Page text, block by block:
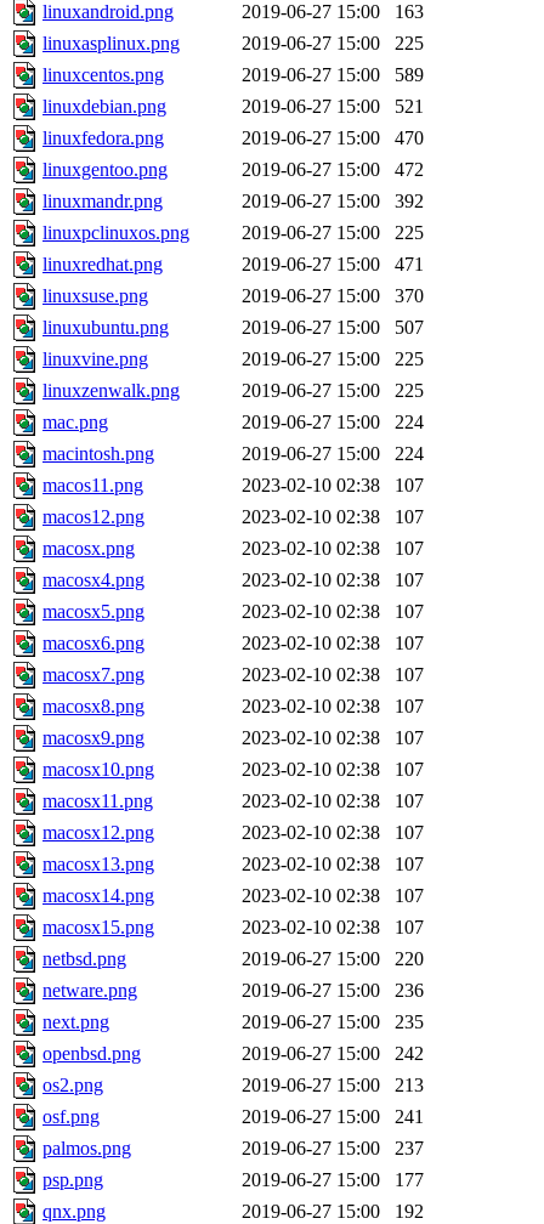
linuxandroid.png
2019-06-27 15:00
163
linuxasplinux.png
2019-06-27 15:00
225
linuxcentos.png
2019-06-27 15:00
589
linuxdebian.png
2019-06-27 15:00
521
linuxfedora.png
2019-06-27 15:00
470
linuxgentoo.png
2019-06-27 15:00
472
linuxmandr.png
2019-06-27 15:00
392
linuxpclinuxos.png
2019-06-27 15:00
225
linuxredhat.png
2019-06-27 15:00
471
linuxsuse.png
2019-06-27 15:00
370
linuxubuntu.png
2019-06-27 15:00
507
linuxvine.png
2019-06-27 15:00
225
linuxzenwalk.png
2019-06-27 15:00
225
mac.png
2019-06-27 15:00
224
macintosh.png
2019-06-27 15:00
224
macos11.png
2023-02-10 02:38
107
macos12.png
2023-02-10 02:38
107
macosx.png
2023-02-10 02:38
107
macosx4.png
2023-02-10 02:38
107
macosx5.png
2023-02-10 02:38
107
macosx6.png
2023-02-10 02:38
107
macosx7.png
2023-02-10 02:38
107
macosx8.png
2023-02-10 02:38
107
macosx9.png
2023-02-10 02:38
107
macosx10.png
2023-02-10 02:38
107
macosx11.png
2023-02-10 02:38
107
macosx12.png
2023-02-10 02:38
107
macosx13.png
2023-02-10 02:38
107
macosx14.png
2023-02-10 02:38
107
macosx15.png
2023-02-10 02:38
107
netbsd.png
2019-06-27 15:00
220
netware.png
2019-06-27 15:00
236
next.png
2019-06-27 15:00
235
openbsd.png
2019-06-27 15:00
242
os2.png
2019-06-27 15:00
213
osf.png
2019-06-27 15:00
241
palmos.png
2019-06-27 15:00
237
psp.png
2019-06-27 15:00
177
qnx.png
2019-06-27 15:00
192